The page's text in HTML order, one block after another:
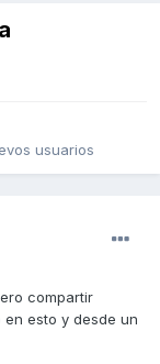
usuarios
compartir
esto y desde un